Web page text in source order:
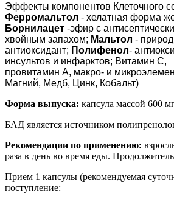
Эффекты компонентов Клеточного
Ферромальтол - хелатная форма
Борнилацет -эфир с
хвойным запахом; Мальтол -
антиоксидант; Полифенол-
инсультов и инфарктов; Витамин С,
провитамин А, макро- и
Магний, Медб, Цинк, Кобальт)
Форма выпуска: капсула массой 600
БАД является источником
Рекомендации по применению:
раза в день во время еды.
Прием 1 капсулы (рекомендуемая
поступление: